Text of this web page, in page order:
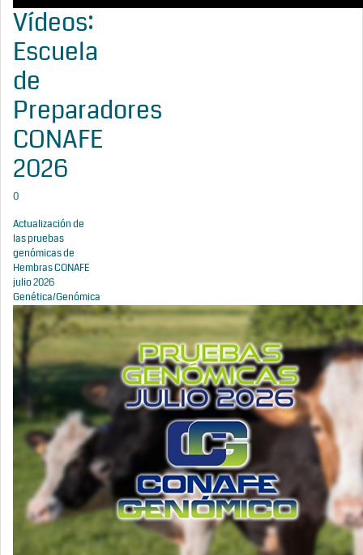
Vídeos:
Escuela
de
Preparadores
CONAFE
2026
0
Actualización de
las pruebas
genómicas de
Hembras CONAFE
julio 2026
Genética/Genómica